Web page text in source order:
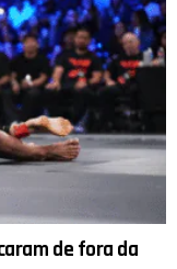
de fora da